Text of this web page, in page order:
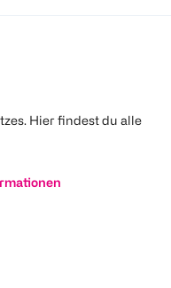
Hier findest du alle